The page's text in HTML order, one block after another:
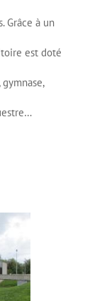
Grâce à un
est doté